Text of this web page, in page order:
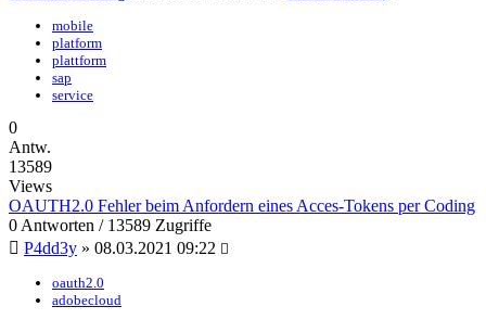
mobile
platform
plattform
sap
service
0
Antw.
13589
Views
OAUTH2.0 Fehler beim Anfordern eines Acces-Tokens per Coding
0 Antworten / 13589 Zugriffe
P4dd3y » 08.03.2021 09:22
oauth2.0
adobecloud